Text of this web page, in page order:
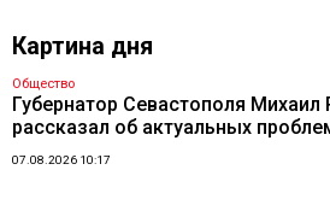
Картина дня
Общество
Губернатор Севастополя Михаил
рассказал об актуальных
07.08.2026 10:17